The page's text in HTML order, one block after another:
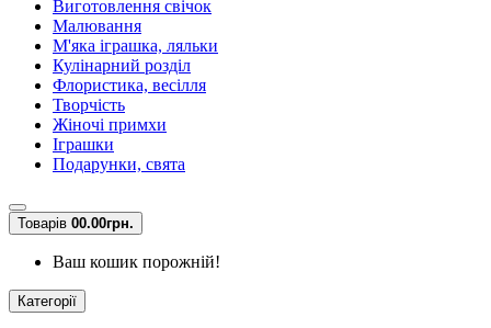
Виготовлення свічок
Малювання
М'яка іграшка, ляльки
Кулінарний розділ
Флористика, весілля
Творчість
Жіночі примхи
Іграшки
Подарунки, свята
Товарів 00.00грн.
Ваш кошик порожній!
Категорії